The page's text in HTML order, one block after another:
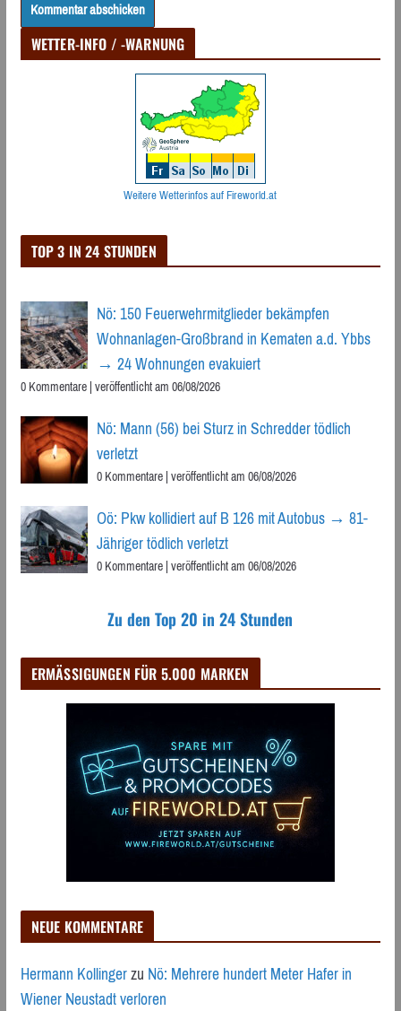
WETTER-INFO / -WARNUNG
Weitere Wetterinfos auf Fireworld.at
TOP 3 IN 24 STUNDEN
Nö: 150 Feuerwehrmitglieder bekämpfen
Wohnanlagen-Großbrand in Kematen a.d. Ybbs
→ 24 Wohnungen evakuiert
0 Kommentare|veröffentlicht am 06/08/2026
Nö: Mann (56) bei Sturz in Schredder tödlich
verletzt
0 Kommentare|veröffentlicht am 06/08/2026
Oö: Pkw kollidiert auf B 126 mit Autobus → 81-
Jähriger tödlich verletzt
0 Kommentare|veröffentlicht am 06/08/2026
Zu den Top 20 in 24 Stunden
ERMÄSSIGUNGEN FÜR 5.000 MARKEN
NEUE KOMMENTARE
Hermann KollingerzuNö: Mehrere hundert Meter Hafer in
Wiener Neustadt verloren